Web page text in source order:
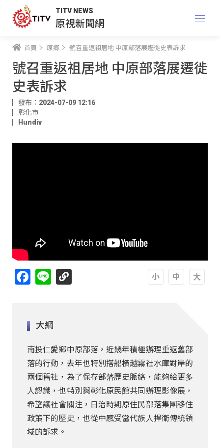
TITV NEWS
原視新聞網
首頁 原鄉 號召重返祖居地 中原部落展遷徙史表訴求
號召重返祖居地 中原部落展遷徙
史表訴求
發布：2024-07-09 12:16
彰化市
Hundiv
Facebook
Line
大綱
南投仁愛鄉中原部落，近幾年積極辦理重返舊部
落的行動，去年也特別搭船橫越霧社水庫對岸的
兩個舊社，為了保存部落歷史脈絡，能夠給更多
人認識，也特別與彰化原民館共同辦理影像展，
希望讓社會關注，日治時期原住民部落集團移住
政策下的歷史，也從中感受當代族人捍衛傳統領
域的訴求。